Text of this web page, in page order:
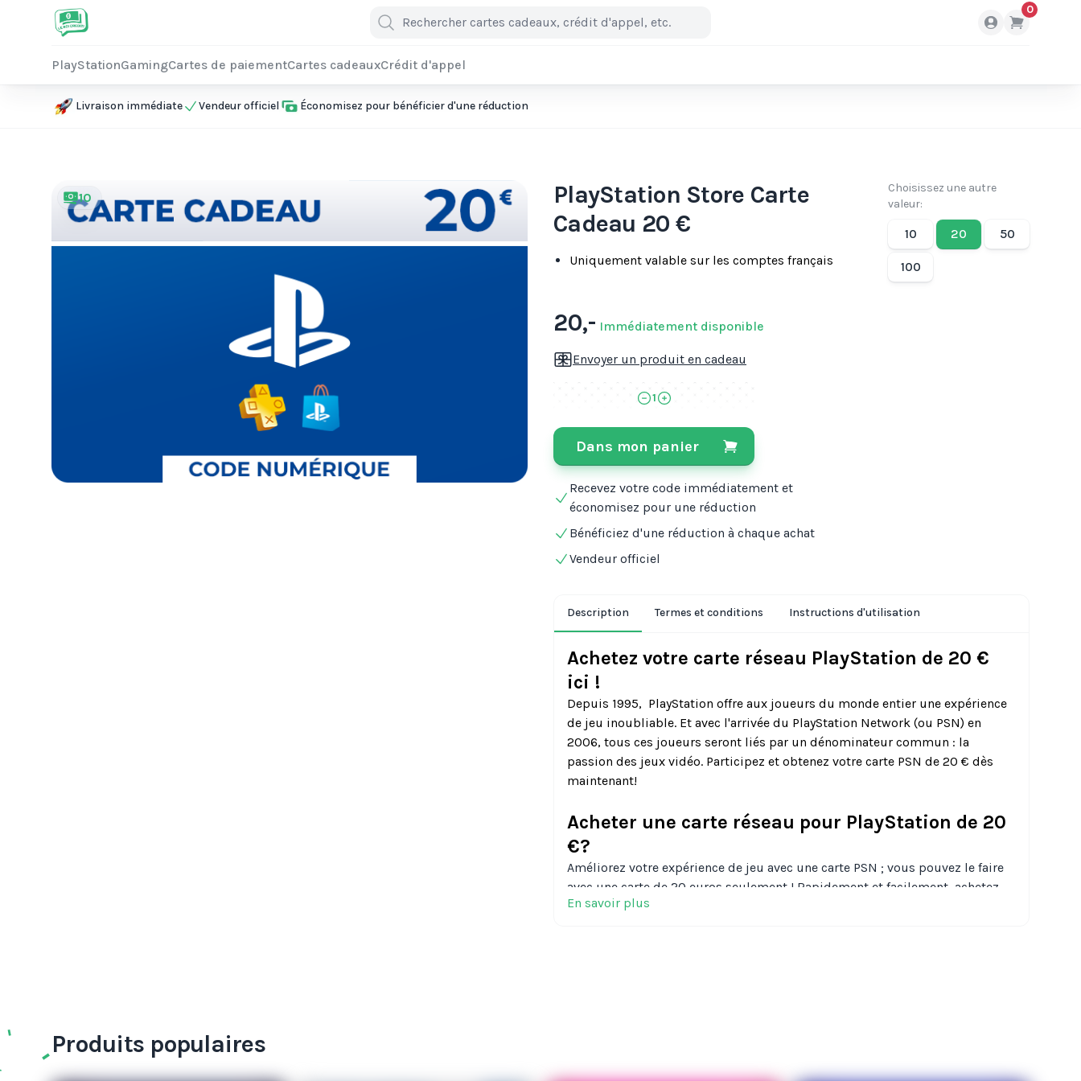
0
PlayStationGamingCartes de paiementCartes cadeauxCrédit d'appel
Livraison immédiate Vendeur officiel Économisez pour bénéficier d'une réduction
10
PlayStation Store Carte
Cadeau 20 €
Uniquement valable sur les comptes français
Choisissez une autre
valeur:
10 20 50
100
20,- Immédiatement disponible
Envoyer un produit en cadeau
1
Dans mon panier
Recevez votre code immédiatement et
économisez pour une réduction
Bénéficiez d'une réduction à chaque achat
Vendeur officiel
Description Termes et conditions Instructions d'utilisation
Achetez votre carte réseau PlayStation de 20 €
ici !
Depuis 1995, PlayStation offre aux joueurs du monde entier une expérience
de jeu inoubliable. Et avec l'arrivée du PlayStation Network (ou PSN) en
2006, tous ces joueurs seront liés par un dénominateur commun : la
passion des jeux vidéo. Participez et obtenez votre carte PSN de 20 € dès
maintenant!
Acheter une carte réseau pour PlayStation de 20
€?
Améliorez votre expérience de jeu avec une carte PSN ; vous pouvez le faire
avec une carte de 20 euros seulement ! Rapidement et facilement, achetez
des jeux exclusifs, du contenu additionnel, des films, de la musique et bien
le PlayStation Store. Dans le menu, choisissez "Utiliser un code” et entrez le
En savoir plus
Produits populaires